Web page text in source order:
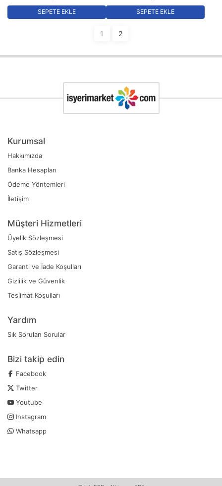
SEPETE EKLE SEPETE EKLE
1 2
Kurumsal
Hakkımızda
Banka Hesapları
Ödeme Yöntemleri
İletişim
Müşteri Hizmetleri
Üyelik Sözleşmesi
Satış Sözleşmesi
Garanti ve İade Koşulları
Gizlilik ve Güvenlik
Teslimat Koşulları
Yardım
Sık Sorulan Sorular
Bizi takip edin
Facebook
Twitter
Youtube
Instagram
Whatsapp